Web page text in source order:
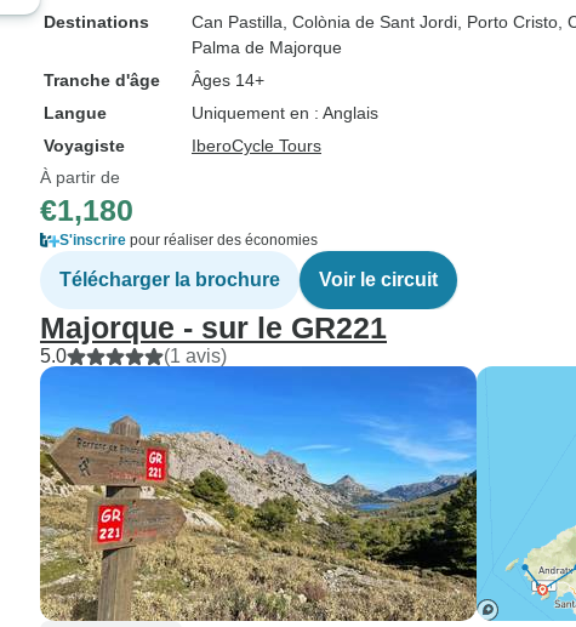
Destinations
Can Pastilla , Colònia de Sant Jordi , Porto Cristo ,
Palma de Majorque
Tranche d'âge
Âges 14+
Langue
Uniquement en : Anglais
Voyagiste
IberoCycle Tours
À partir de
€1,180
S'inscrire pour réaliser des économies
Télécharger la brochure Voir le circuit
Majorque - sur le GR221
5.0 (1 avis)